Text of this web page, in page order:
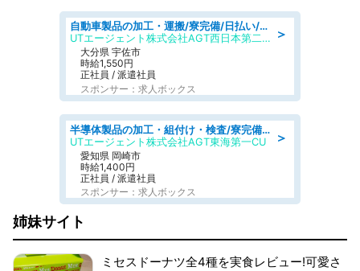
＞
自動車製品の加工・運搬/寮完備/日払い/工場・製造
UTエージェント株式会社AGT西日本第二CU
大分県 宇佐市
時給1,550円
正社員 / 派遣社員
スポンサー：求人ボックス
＞
半導体製品の加工・組付け・検査/寮完備/日勤/日払い/工場・製造
UTエージェント株式会社AGT東海第一CU
愛知県 岡崎市
時給1,400円
正社員 / 派遣社員
スポンサー：求人ボックス
姉妹サイト
ミセスドーナツ全4種を実食レビュー!可愛さ